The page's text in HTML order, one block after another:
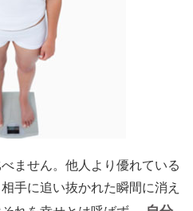
ません。他人より優れている
手に追い抜かれた瞬間に消え